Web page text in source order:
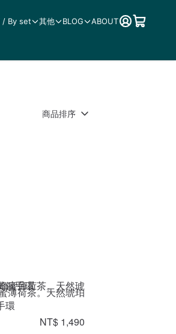
/ By set 其他 BLOG ABOUT
商品排序
薄荷茶。天然琥珀
環
NT$ 1,490